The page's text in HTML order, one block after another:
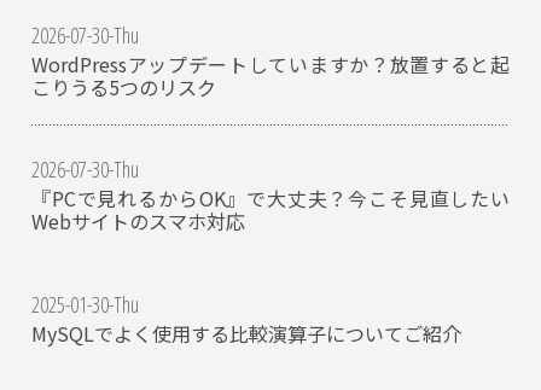
2026-07-30-Thu
WordPressアップデートしていますか？放置すると起
こりうる5つのリスク
2026-07-30-Thu
『PCで見れるからOK』で大丈夫？今こそ見直したい
Webサイトのスマホ対応
2025-01-30-Thu
MySQLでよく使用する比較演算子についてご紹介